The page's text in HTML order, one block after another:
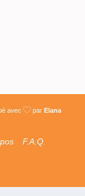
avec par Elana
F.A.Q.